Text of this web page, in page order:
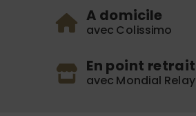
A domicile
avec Colissimo
En point retrait
avec Mondial Relay